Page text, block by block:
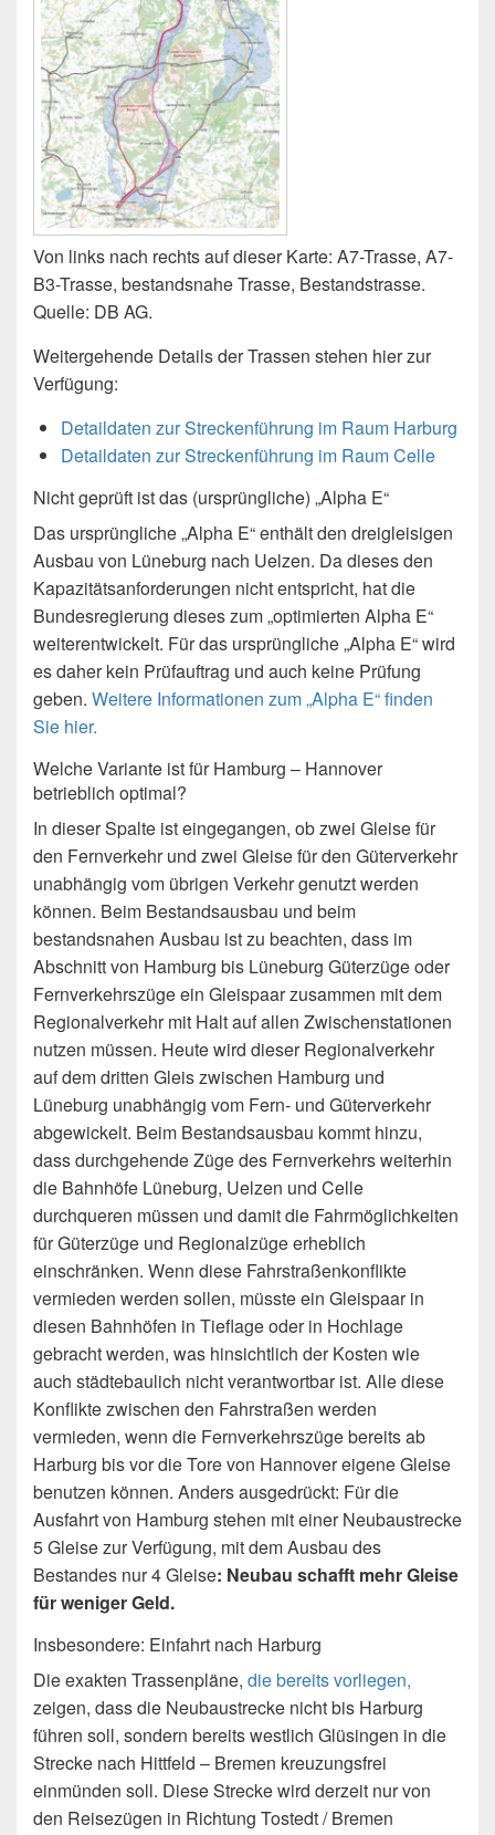
Von links nach rechts auf dieser Karte: A7-Trasse, A7-
B3-Trasse, bestandsnahe Trasse, Bestandstrasse.
Quelle: DB AG.
Weitergehende Details der Trassen stehen hier zur
Verfügung:
Detaildaten zur Streckenführung im Raum Harburg
Detaildaten zur Streckenführung im Raum Celle
Nicht geprüft ist das (ursprüngliche) „Alpha E“
Das ursprüngliche „Alpha E“ enthält den dreigleisigen
Ausbau von Lüneburg nach Uelzen. Da dieses den
Kapazitätsanforderungen nicht entspricht, hat die
Bundesregierung dieses zum „optimierten Alpha E“
weiterentwickelt. Für das ursprüngliche „Alpha E“ wird
es daher kein Prüfauftrag und auch keine Prüfung
geben. Weitere Informationen zum „Alpha E“ finden
Sie hier.
Welche Variante ist für Hamburg – Hannover
betrieblich optimal?
In dieser Spalte ist eingegangen, ob zwei Gleise für
den Fernverkehr und zwei Gleise für den Güterverkehr
unabhängig vom übrigen Verkehr genutzt werden
können. Beim Bestandsausbau und beim
bestandsnahen Ausbau ist zu beachten, dass im
Abschnitt von Hamburg bis Lüneburg Güterzüge oder
Fernverkehrszüge ein Gleispaar zusammen mit dem
Regionalverkehr mit Halt auf allen Zwischenstationen
nutzen müssen. Heute wird dieser Regionalverkehr
auf dem dritten Gleis zwischen Hamburg und
Lüneburg unabhängig vom Fern- und Güterverkehr
abgewickelt. Beim Bestandsausbau kommt hinzu,
dass durchgehende Züge des Fernverkehrs weiterhin
die Bahnhöfe Lüneburg, Uelzen und Celle
durchqueren müssen und damit die Fahrmöglichkeiten
für Güterzüge und Regionalzüge erheblich
einschränken. Wenn diese Fahrstraßenkonflikte
vermieden werden sollen, müsste ein Gleispaar in
diesen Bahnhöfen in Tieflage oder in Hochlage
gebracht werden, was hinsichtlich der Kosten wie
auch städtebaulich nicht verantwortbar ist. Alle diese
Konflikte zwischen den Fahrstraßen werden
vermieden, wenn die Fernverkehrszüge bereits ab
Harburg bis vor die Tore von Hannover eigene Gleise
benutzen können. Anders ausgedrückt: Für die
Ausfahrt von Hamburg stehen mit einer Neubaustrecke
5 Gleise zur Verfügung, mit dem Ausbau des
Bestandes nur 4 Gleise: Neubau schafft mehr Gleise
für weniger Geld.
Insbesondere: Einfahrt nach Harburg
Die exakten Trassenpläne, die bereits vorliegen,
zeigen, dass die Neubaustrecke nicht bis Harburg
führen soll, sondern bereits westlich Glüsingen in die
Strecke nach Hittfeld – Bremen kreuzungsfrei
einmünden soll. Diese Strecke wird derzeit nur von
den Reisezügen in Richtung Tostedt / Bremen